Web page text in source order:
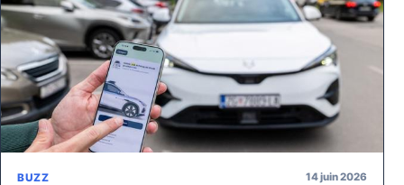
BUZZ 14 juin 2026